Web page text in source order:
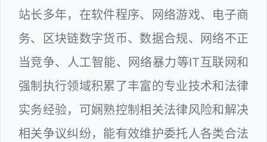
站长多年，在软件程序、网络游戏、电子商
务、区块链数字货币、数据合规、网络不正
当竞争、人工智能、网络暴力等IT互联网和
强制执行领域积累了丰富的专业技术和法律
实务经验，可娴熟控制相关法律风险和解决
相关争议纠纷，能有效维护委托人各类合法